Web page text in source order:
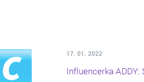
17. 01. 2022
Influencerka